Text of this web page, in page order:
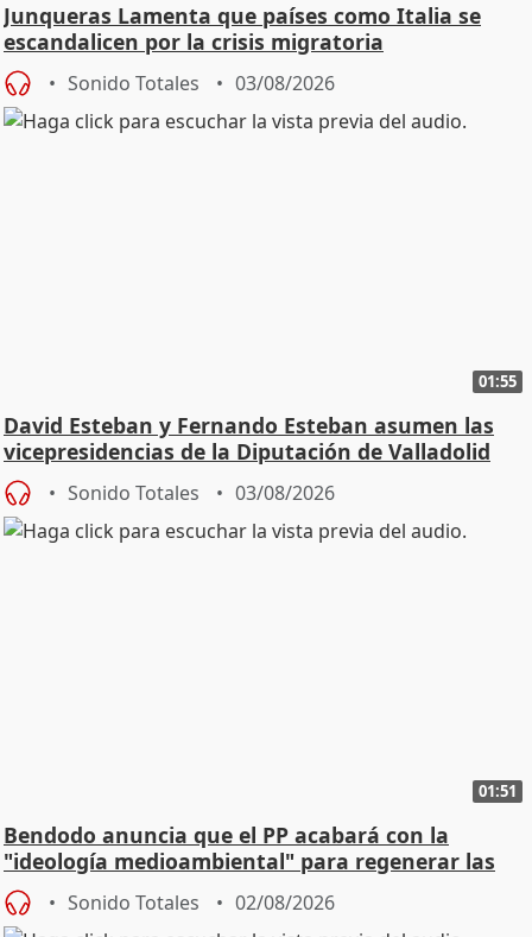
Junqueras Lamenta que países como Italia se
escandalicen por la crisis migratoria
Sonido Totales 03/08/2026
01:55
David Esteban y Fernando Esteban asumen las
vicepresidencias de la Diputación de Valladolid
Sonido Totales 03/08/2026
01:51
Bendodo anuncia que el PP acabará con la
"ideología medioambiental" para regenerar las
playas
Sonido Totales 02/08/2026